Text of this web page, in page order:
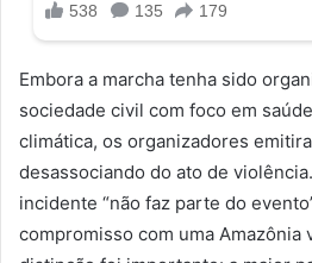
Embora a marcha tenha sido
sociedade civil com foco em
climática, os organizadores
desassociando do ato de
incidente “não faz parte do
compromisso com uma Amazônia